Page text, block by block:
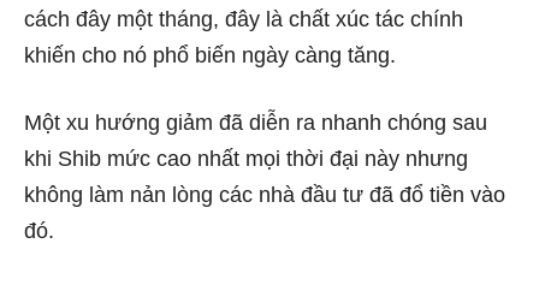
cách đây một tháng, đây là chất xúc tác chính
khiến cho nó phổ biến ngày càng tăng.
Một xu hướng giảm đã diễn ra nhanh chóng sau
khi Shib mức cao nhất mọi thời đại này nhưng
không làm nản lòng các nhà đầu tư đã đổ tiền vào
đó.